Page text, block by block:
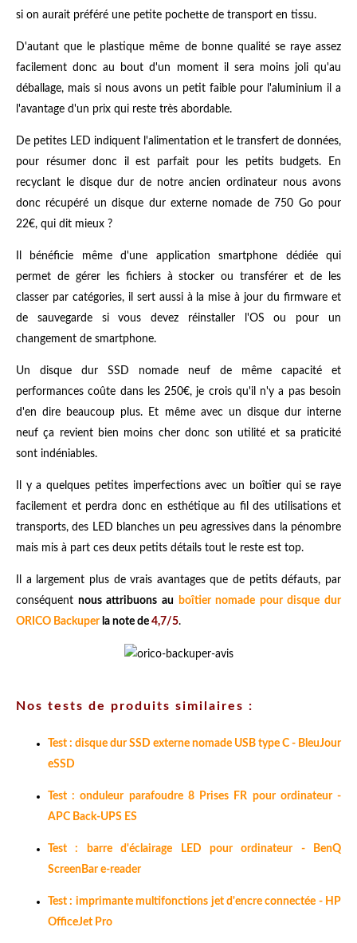
si on aurait préféré une petite pochette de transport en tissu.
D'autant que le plastique même de bonne qualité se raye assez
facilement donc au bout d'un moment il sera moins joli qu'au
déballage, mais si nous avons un petit faible pour l'aluminium il a
l'avantage d'un prix qui reste très abordable.
De petites LED indiquent l'alimentation et le transfert de données,
pour résumer donc il est parfait pour les petits budgets. En
recyclant le disque dur de notre ancien ordinateur nous avons
donc récupéré un disque dur externe nomade de 750 Go pour
22€, qui dit mieux ?
Il bénéficie même d'une application smartphone dédiée qui
permet de gérer les fichiers à stocker ou transférer et de les
classer par catégories, il sert aussi à la mise à jour du firmware et
de sauvegarde si vous devez réinstaller l'OS ou pour un
changement de smartphone.
Un disque dur SSD nomade neuf de même capacité et
performances coûte dans les 250€, je crois qu'il n'y a pas besoin
d'en dire beaucoup plus. Et même avec un disque dur interne
neuf ça revient bien moins cher donc son utilité et sa praticité
sont indéniables.
Il y a quelques petites imperfections avec un boîtier qui se raye
facilement et perdra donc en esthétique au fil des utilisations et
transports, des LED blanches un peu agressives dans la pénombre
mais mis à part ces deux petits détails tout le reste est top.
Il a largement plus de vrais avantages que de petits défauts, par
conséquent nous attribuons au
boîtier nomade pour disque dur
ORICO Backuperla note de 4,7/5.
Nos tests de produits similaires :
Test : disque dur SSD externe nomade USB type C - BleuJour
eSSD
Test : onduleur parafoudre 8 Prises FR pour ordinateur -
APC Back-UPS ES
Test : barre d'éclairage LED pour ordinateur - BenQ
ScreenBar e-reader
Test : imprimante multifonctions jet d'encre connectée - HP
OfficeJet Pro